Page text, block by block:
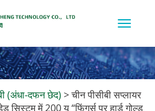
Toggle
(अंधा-दफन छेद) >चीन पीसीबी सप्लायर
सिस्टम में 200 यू “फिंगर्स पर हार्ड गोल्ड